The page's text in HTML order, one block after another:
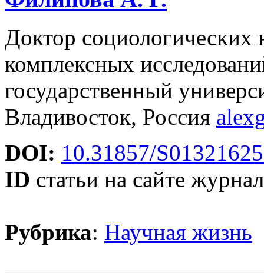
Доктор социологических
комплексных
государственный
Владивосток, Россия
DOI: 10.31857/
ID статьи на сайте
Рубрика: Научная жизнь